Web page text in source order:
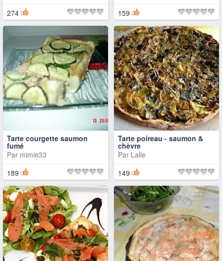
274
159
Tarte courgette saumon
fumé
Par mimie33
189
Tarte poireau - saumon &
chèvre
Par Lalie
149